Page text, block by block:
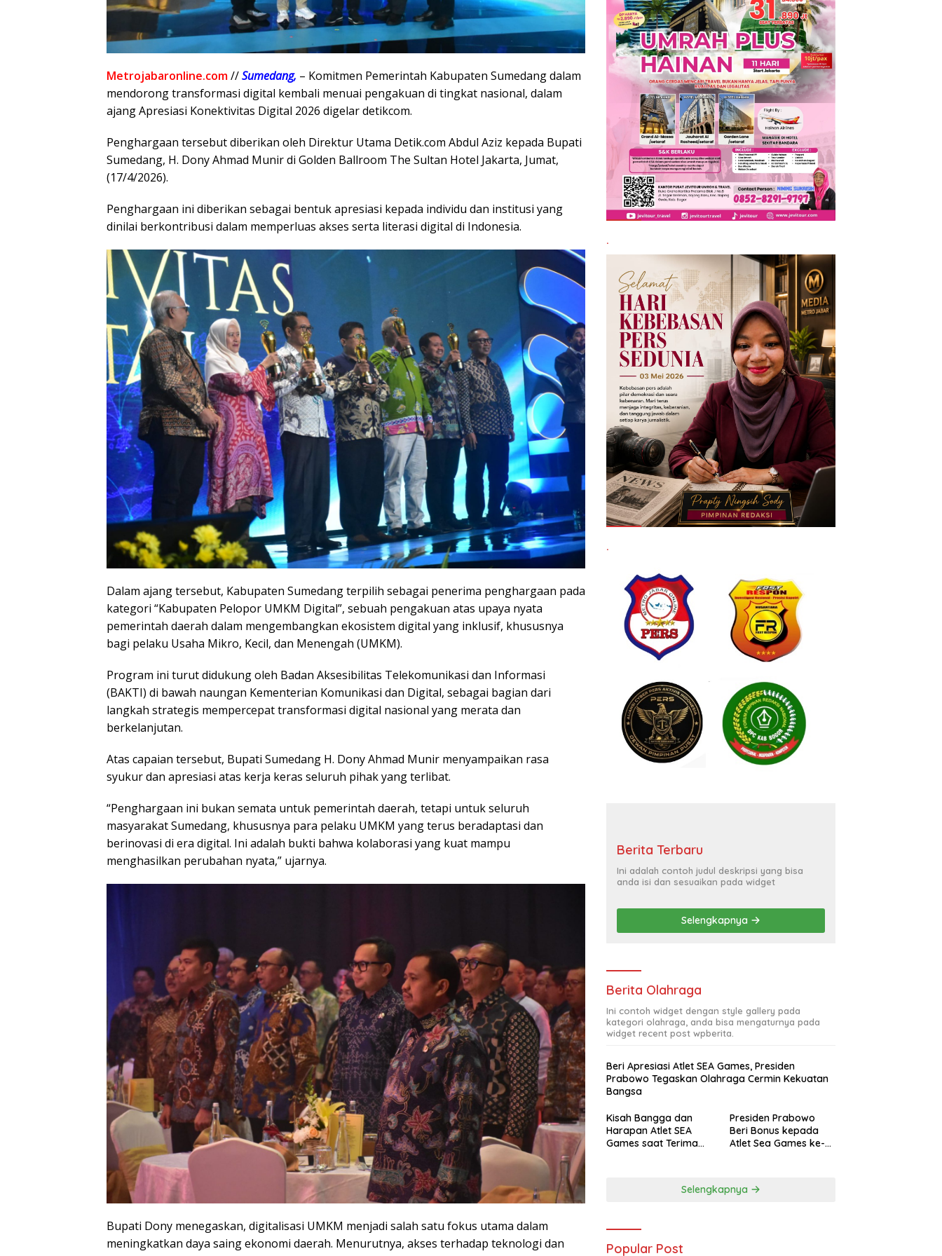
Metrojabaronline.com// Sumedang, – Komitmen Pemerintah Kabupaten Sumedang dalam
mendorong transformasi digital kembali menuai pengakuan di tingkat nasional, dalam
ajang Apresiasi Konektivitas Digital 2026 digelar detikcom.
Penghargaan tersebut diberikan oleh Direktur Utama Detik.com Abdul Aziz kepada Bupati
Sumedang, H. Dony Ahmad Munir di Golden Ballroom The Sultan Hotel Jakarta, Jumat,
(17/4/2026).
Penghargaan ini diberikan sebagai bentuk apresiasi kepada individu dan institusi yang
dinilai berkontribusi dalam memperluas akses serta literasi digital di Indonesia.
Dalam ajang tersebut, Kabupaten Sumedang terpilih sebagai penerima penghargaan pada
kategori “Kabupaten Pelopor UMKM Digital”, sebuah pengakuan atas upaya nyata
pemerintah daerah dalam mengembangkan ekosistem digital yang inklusif, khususnya
bagi pelaku Usaha Mikro, Kecil, dan Menengah (UMKM).
Program ini turut didukung oleh Badan Aksesibilitas Telekomunikasi dan Informasi
(BAKTI) di bawah naungan Kementerian Komunikasi dan Digital, sebagai bagian dari
langkah strategis mempercepat transformasi digital nasional yang merata dan
berkelanjutan.
Atas capaian tersebut, Bupati Sumedang H. Dony Ahmad Munir menyampaikan rasa
syukur dan apresiasi atas kerja keras seluruh pihak yang terlibat.
“Penghargaan ini bukan semata untuk pemerintah daerah, tetapi untuk seluruh
masyarakat Sumedang, khususnya para pelaku UMKM yang terus beradaptasi dan
berinovasi di era digital. Ini adalah bukti bahwa kolaborasi yang kuat mampu
menghasilkan perubahan nyata,” ujarnya.
Bupati Dony menegaskan, digitalisasi UMKM menjadi salah satu fokus utama dalam
meningkatkan daya saing ekonomi daerah. Menurutnya, akses terhadap teknologi dan
.
.
Berita Terbaru
Ini adalah contoh judul deskripsi yang bisa
Selengkapnya
Berita Olahraga
Ini contoh widget dengan style gallery pada
kategori olahraga, anda bisa mengaturnya pada
Beri Apresiasi Atlet SEA Games, Presiden
Prabowo Tegaskan Olahraga Cermin Kekuatan
Bangsa
Kisah Bangga dan
Harapan Atlet SEA
Presiden Prabowo
Beri Bonus kepada
Selengkapnya